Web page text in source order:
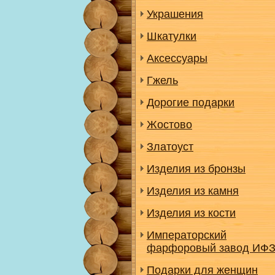
Украшения
Шкатулки
Аксессуары
Гжель
Дорогие подарки
Жостово
Златоуст
Изделия из бронзы
Изделия из камня
Изделия из кости
Императорский
фарфоровый завод ИФЗ
Подарки для женщин